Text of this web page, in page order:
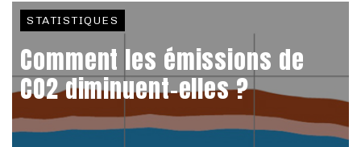
STATISTIQUES
Comment les émissions de
CO2 diminuent-elles ?